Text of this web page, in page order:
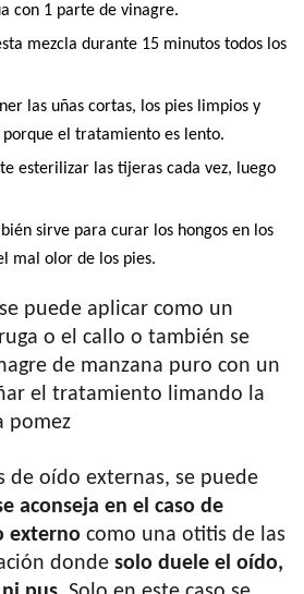
con 1 parte de vinagre.
mezcla durante 15 minutos todos los
las uñas cortas, los pies limpios y
porque el tratamiento es lento.
esterilizar las tijeras cada vez, luego
sirve para curar los hongos en los
mal olor de los pies.
puede aplicar como un
o el callo o también se
de manzana puro con un
el tratamiento limando la
pomez
de oído externas, se puede
aconseja en el caso de
externo como una otitis de las
dondesolo duele el oído,